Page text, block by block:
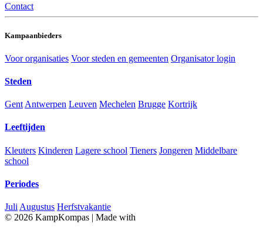
Contact
Kampaanbieders
Voor organisaties Voor steden en gemeenten Organisator login
Steden
Gent Antwerpen Leuven Mechelen Brugge Kortrijk
Leeftijden
Kleuters Kinderen Lagere school Tieners Jongeren Middelbare
school
Periodes
Juli Augustus Herfstvakantie
© 2026 KampKompas | Made with